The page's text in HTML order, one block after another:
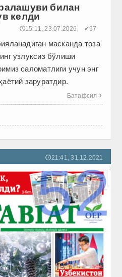
билан
келди
🕔15:11, 23.07.2026 ✔97
мас­канда тоза
узлуксиз бўлиши
саломатлиги учун энг
заруратдир.
Батафсил 
🕔21:41, 31.12.2021
52